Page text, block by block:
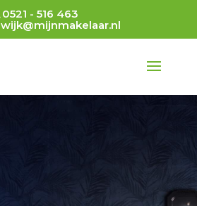
0521 - 516 463